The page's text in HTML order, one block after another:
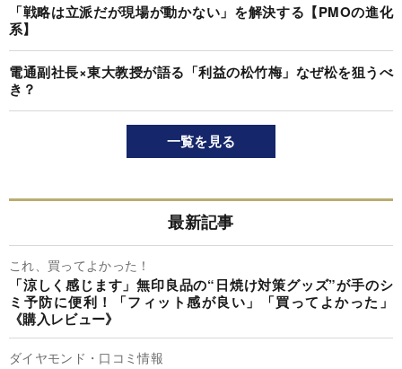
「戦略は立派だが現場が動かない」を解決する【PMOの進化
系】
電通副社長×東大教授が語る「利益の松竹梅」なぜ松を狙うべ
き？
一覧を見る
最新記事
これ、買ってよかった！
「涼しく感じます」無印良品の“日焼け対策グッズ”が手のシ
ミ予防に便利！「フィット感が良い」「買ってよかった」
《購入レビュー》
ダイヤモンド・口コミ情報